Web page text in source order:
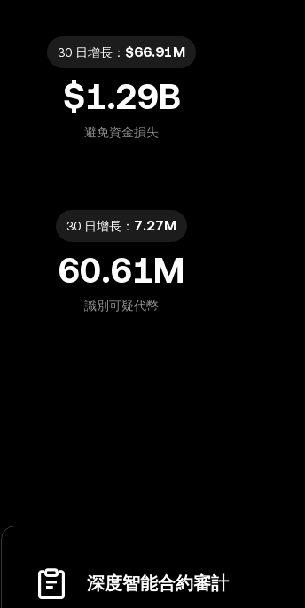
30 日增長： $66.91M
$1.29B
避免資金損失
30 日增長： 7.27M
60.61M
識別可疑代幣
深度智能合約審計